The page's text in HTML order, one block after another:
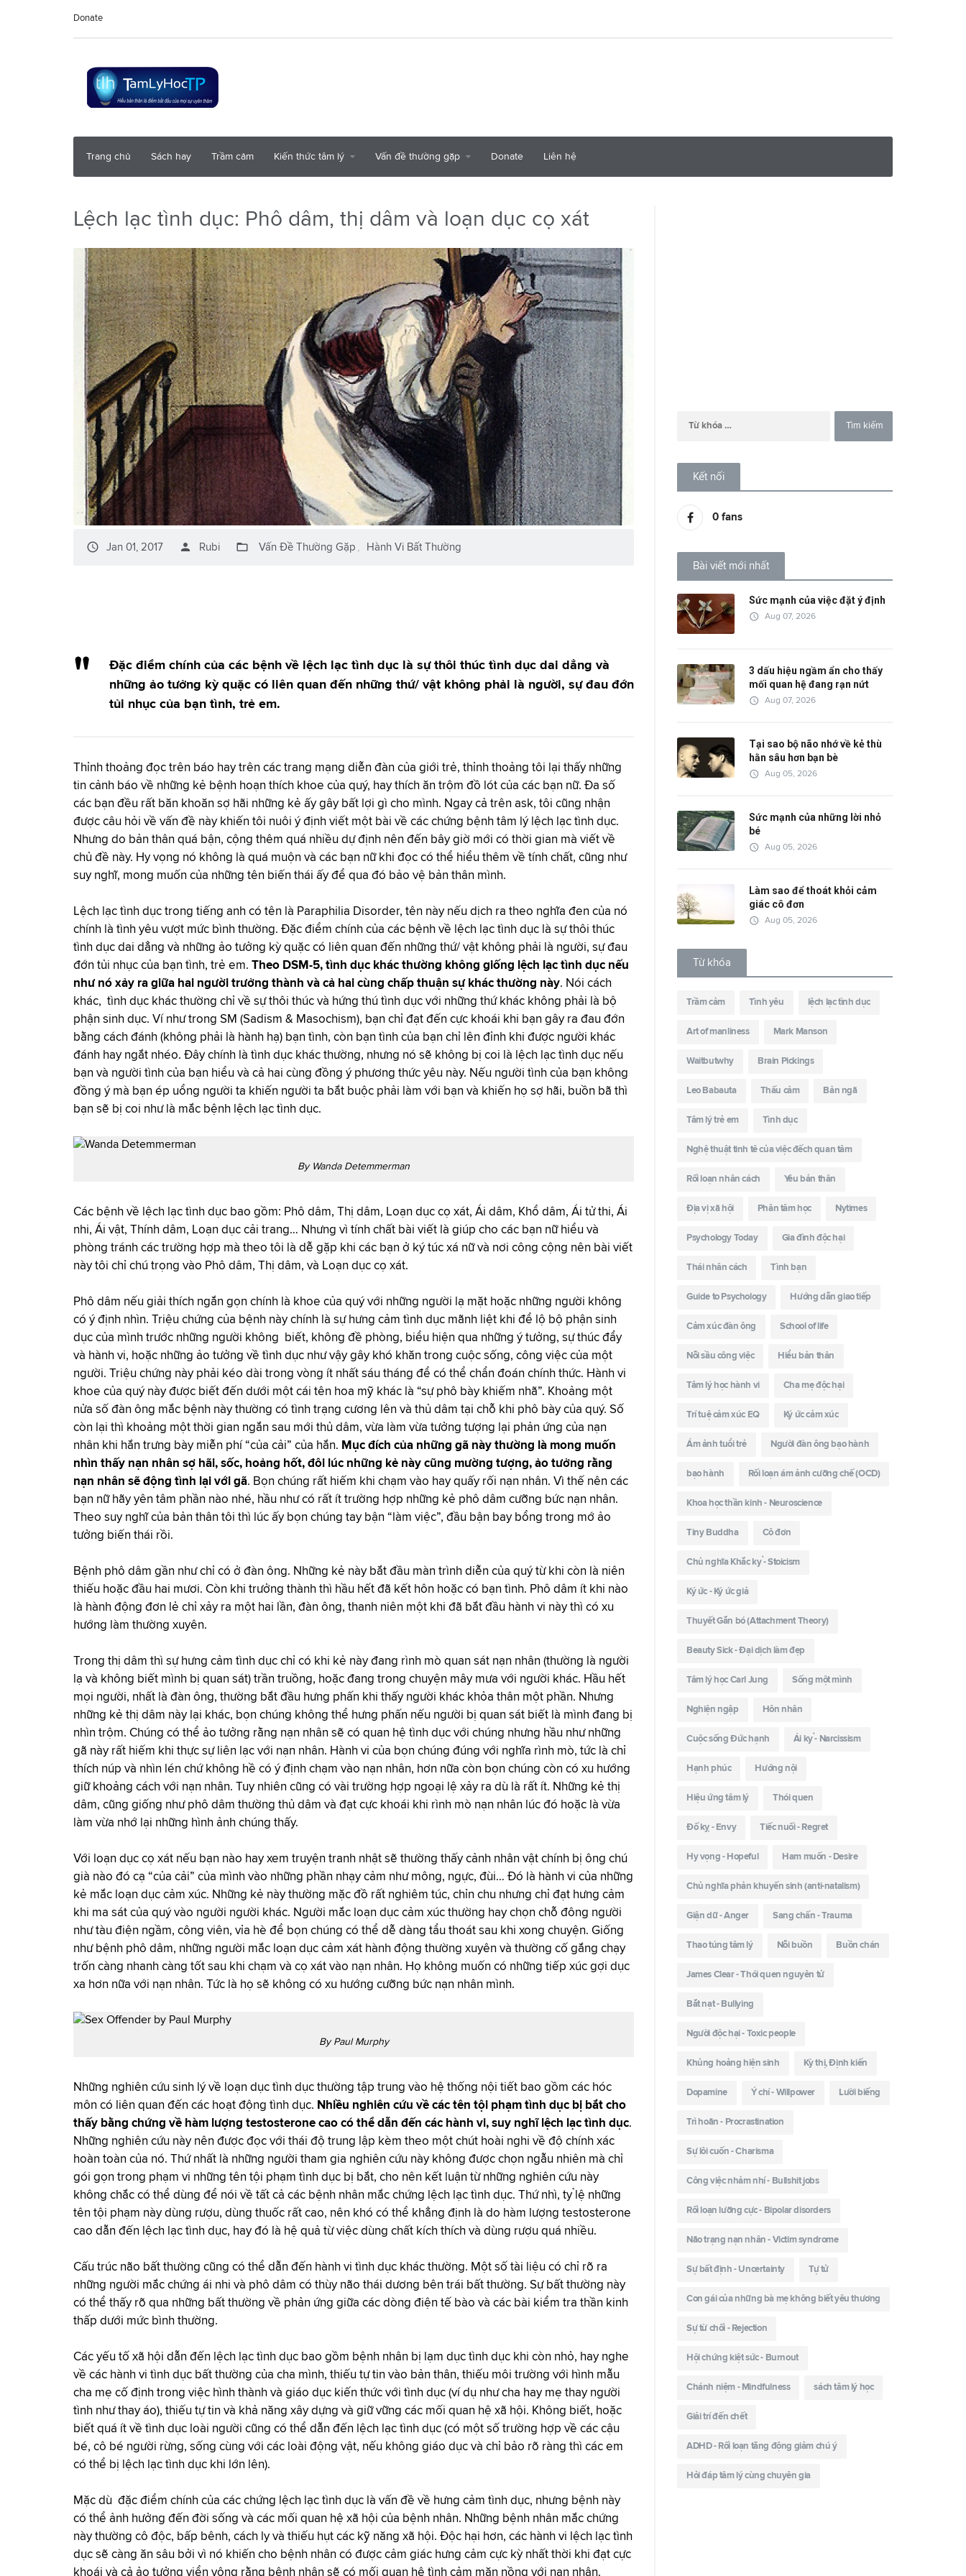
Donate
Trang chủ Sách hay Trầm cảm Kiến thức tâm lý Vấn đề thường gặp Donate Liên hệ
Lệch lạc tình dục: Phô dâm, thị dâm và loạn dục cọ xát
access_time Jan 01, 2017 person Rubi folder_open Vấn Đề Thường Gặp Hành Vi Bất Thường
Đặc điểm chính của các bệnh về lệch lạc tình dục là sự thôi thúc tình dục dai dẳng và
những ảo tưởng kỳ quặc có liên quan đến những thứ/ vật không phải là người, sự đau đớn
tủi nhục của bạn tình, trẻ em.
Thỉnh thoảng đọc trên báo hay trên các trang mạng diễn đàn của giới trẻ, thỉnh thoảng tôi lại thấy những
tin cảnh báo về những kẻ bệnh hoạn thích khoe của quý, hay thích ăn trộm đồ lót của các bạn nữ. Đa số
các bạn đều rất băn khoăn sợ hãi những kẻ ấy gây bất lợi gì cho mình. Ngay cả trên ask, tôi cũng nhận
được câu hỏi về vấn đề này khiến tôi nuôi ý định viết một bài về các chứng bệnh tâm lý lệch lạc tình dục.
Nhưng do bản thân quá bận, cộng thêm quá nhiều dự định nên đến bây giờ mới có thời gian mà viết về
chủ đề này. Hy vọng nó không là quá muộn và các bạn nữ khi đọc có thể hiểu thêm về tính chất, cũng như
suy nghĩ, mong muốn của những tên biến thái ấy để qua đó bảo vệ bản thân mình.
Lệch lạc tình dục trong tiếng anh có tên là Paraphilia Disorder, tên này nếu dịch ra theo nghĩa đen của nó
chính là tình yêu vượt mức bình thường. Đặc điểm chính của các bệnh về lệch lạc tình dục là sự thôi thúc
tình dục dai dẳng và những ảo tưởng kỳ quặc có liên quan đến những thứ/ vật không phải là người, sự đau
đớn tủi nhục của bạn tình, trẻ em. Theo DSM-5, tình dục khác thường không giống lệch lạc tình dục nếu
như nó xảy ra giữa hai người trưởng thành và cả hai cùng chấp thuận sự khác thường này. Nói cách
khác, tình dục khác thường chỉ về sự thôi thúc và hứng thú tình dục với những thứ khác không phải là bộ
phận sinh dục. Ví như trong SM (Sadism & Masochism), bạn chỉ đạt đến cực khoái khi bạn gây ra đau đớn
bằng cách đánh (không phải là hành hạ) bạn tình, còn bạn tình của bạn chỉ lên đỉnh khi được người khác
đánh hay ngắt nhéo. Đây chính là tình dục khác thường, nhưng nó sẽ không bị coi là lệch lạc tình dục nếu
bạn và người tình của bạn hiểu và cả hai cùng đồng ý phương thức yêu này. Nếu người tình của bạn không
đồng ý mà bạn ép uổng người ta khiến người ta bắt buộc phải làm với bạn và khiến họ sợ hãi, buồn bã thì
bạn sẽ bị coi như là mắc bệnh lệch lạc tình dục.
By Wanda Detemmerman
Các bệnh về lệch lạc tình dục bao gồm: Phô dâm, Thị dâm, Loạn dục cọ xát, Ái dâm, Khổ dâm, Ái tử thi, Ái
nhi, Ái vật, Thính dâm, Loạn dục cải trang… Nhưng vì tính chất bài viết là giúp cho các bạn nữ hiểu và
phòng tránh các trường hợp mà theo tôi là dễ gặp khi các bạn ở ký túc xá nữ và nơi công cộng nên bài viết
này tôi chỉ chú trọng vào Phô dâm, Thị dâm, và Loạn dục cọ xát.
Phô dâm nếu giải thích ngắn gọn chính là khoe của quý với những người lạ mặt hoặc những người không
có ý định nhìn. Triệu chứng của bệnh này chính là sự hưng cảm tình dục mãnh liệt khi để lộ bộ phận sinh
dục của mình trước những người không biết, không đề phòng, biểu hiện qua những ý tưởng, sự thúc đẩy
và hành vi, hoặc những ảo tưởng về tình dục như vậy gây khó khăn trong cuộc sống, công việc của một
người. Triệu chứng này phải kéo dài trong vòng ít nhất sáu tháng để có thể chẩn đoán chính thức. Hành vi
khoe của quý này được biết đến dưới một cái tên hoa mỹ khác là “sự phô bày khiếm nhã”. Khoảng một
nửa số đàn ông mắc bệnh này thường có tình trạng cương lên và thủ dâm tại chỗ khi phô bày của quý. Số
còn lại thì khoảng một thời gian ngắn sau mới thủ dâm, vừa làm vừa tưởng tượng lại phản ứng của nạn
nhân khi hắn trưng bày miễn phí “của cải” của hắn. Mục đích của những gã này thường là mong muốn
nhìn thấy nạn nhân sợ hãi, sốc, hoảng hốt, đôi lúc những kẻ này cũng mường tượng, ảo tưởng rằng
nạn nhân sẽ động tình lại với gã. Bọn chúng rất hiếm khi chạm vào hay quấy rối nạn nhân. Vì thế nên các
bạn nữ hãy yên tâm phần nào nhé, hầu như có rất ít trường hợp những kẻ phô dâm cưỡng bức nạn nhân.
Theo suy nghĩ của bản thân tôi thì lúc ấy bọn chúng tay bận “làm việc”, đầu bận bay bổng trong mớ ảo
tưởng biến thái rồi.
Bệnh phô dâm gần như chỉ có ở đàn ông. Những kẻ này bắt đầu màn trình diễn của quý từ khi còn là niên
thiếu hoặc đầu hai mươi. Còn khi trưởng thành thì hầu hết đã kết hôn hoặc có bạn tình. Phô dâm ít khi nào
là hành động đơn lẻ chỉ xảy ra một hai lần, đàn ông, thanh niên một khi đã bắt đầu hành vi này thì có xu
hướng làm thường xuyên.
Trong thị dâm thì sự hưng cảm tình dục chỉ có khi kẻ này đang rình mò quan sát nạn nhân (thường là người
lạ và không biết mình bị quan sát) trần truồng, hoặc đang trong chuyện mây mưa với người khác. Hầu hết
mọi người, nhất là đàn ông, thường bắt đầu hưng phấn khi thấy người khác khỏa thân một phần. Nhưng
những kẻ thị dâm này lại khác, bọn chúng không thể hưng phấn nếu người bị quan sát biết là mình đang bị
nhìn trộm. Chúng có thể ảo tưởng rằng nạn nhân sẽ có quan hệ tình dục với chúng nhưng hầu như những
gã này rất hiếm khi thực sự liên lạc với nạn nhân. Hành vi của bọn chúng đúng với nghĩa rình mò, tức là chỉ
thích núp và nhìn lén chứ không hề có ý định chạm vào nạn nhân, hơn nữa còn bọn chúng còn có xu hướng
giữ khoảng cách với nạn nhân. Tuy nhiên cũng có vài trường hợp ngoại lệ xảy ra dù là rất ít. Những kẻ thị
dâm, cũng giống như phô dâm thường thủ dâm và đạt cực khoái khi rình mò nạn nhân lúc đó hoặc là vừa
làm vừa nhớ lại những hình ảnh chúng thấy.
Với loạn dục cọ xát nếu bạn nào hay xem truyện tranh nhật sẽ thường thấy cảnh nhân vật chính bị ông chú
già nào đó cạ “của cải” của mình vào những phần nhạy cảm như mông, ngực, đùi… Đó là hành vi của những
kẻ mắc loạn dục cảm xúc. Những kẻ này thường mặc đồ rất nghiêm túc, chỉn chu nhưng chỉ đạt hưng cảm
khi ma sát của quý vào người người khác. Người mắc loạn dục cảm xúc thường hay chọn chỗ đông người
như tàu điện ngầm, công viên, vỉa hè để bọn chúng có thể dễ dàng tẩu thoát sau khi xong chuyện. Giống
như bệnh phô dâm, những người mắc loạn dục cảm xát hành động thường xuyên và thường cố gắng chạy
trốn càng nhanh càng tốt sau khi chạm và cọ xát vào nạn nhân. Họ không muốn có những tiếp xúc gợi dục
xa hơn nữa với nạn nhân. Tức là họ sẽ không có xu hướng cưỡng bức nạn nhân mình.
By Paul Murphy
Những nghiên cứu sinh lý về loạn dục tình dục thường tập trung vào hệ thống nội tiết bao gồm các hóc
môn có liên quan đến các hoạt động tình dục. Nhiều nghiên cứu về các tên tội phạm tình dục bị bắt cho
thấy bằng chứng về hàm lượng testosterone cao có thể dẫn đến các hành vi, suy nghĩ lệch lạc tình dục.
Những nghiên cứu này nên được đọc với thái độ trung lập kèm theo một chút hoài nghi về độ chính xác
hoàn toàn của nó. Thứ nhất là những người tham gia nghiên cứu này không được chọn ngẫu nhiên mà chỉ
gói gọn trong phạm vi những tên tội phạm tình dục bị bắt, cho nên kết luận từ những nghiên cứu này
không chắc có thể dùng để nói về tất cả các bệnh nhân mắc chứng lệch lạc tình dục. Thứ nhì, tỷ lệ những
tên tội phạm này dùng rượu, dùng thuốc rất cao, nên khó có thể khẳng định là do hàm lượng testosterone
cao dẫn đến lệch lạc tình dục, hay đó là hệ quả từ việc dùng chất kích thích và dùng rượu quá nhiều.
Cấu trúc não bất thường cũng có thể dẫn đến hành vi tình dục khác thường. Một số tài liệu có chỉ rõ ra
những người mắc chứng ái nhi và phô dâm có thùy não thái dương bên trái bất thường. Sự bất thường này
có thể thấy rõ qua những bất thường về phản ứng giữa các dòng điện tế bào và các bài kiểm tra thần kinh
thấp dưới mức bình thường.
Các yếu tố xã hội dẫn đến lệch lạc tình dục bao gồm bệnh nhân bị lạm dục tình dục khi còn nhỏ, hay nghe
về các hành vi tình dục bất thường của cha mình, thiếu tự tin vào bản thân, thiếu môi trường với hình mẫu
cha mẹ cố định trong việc hình thành và giáo dục kiến thức với tình dục (ví dụ như cha hay mẹ thay người
tình như thay áo), thiếu tự tin và khả năng xây dựng và giữ vững các mối quan hệ xã hội. Không biết, hoặc
biết quá ít về tình dục loài người cũng có thể dẫn đến lệch lạc tình dục (có một số trường hợp về các cậu
bé, cô bé người rừng, sống cùng với các loài động vật, nếu không giáo dục và chỉ bảo rõ ràng thì các em
có thể bị lệch lạc tình dục khi lớn lên).
Mặc dù đặc điểm chính của các chứng lệch lạc tình dục là vấn đề về hưng cảm tình dục, nhưng bệnh này
có thể ảnh hưởng đến đời sống và các mối quan hệ xã hội của bệnh nhân. Những bệnh nhân mắc chứng
này thường cô độc, bấp bênh, cách ly và thiếu hụt các kỹ năng xã hội. Độc hại hơn, các hành vi lệch lạc tình
dục sẽ càng ăn sâu bởi vì nó khiến cho bệnh nhân có được cảm giác hưng cảm cực kỳ nhất thời khi đạt cực
khoái và cả ảo tưởng viển vông rằng bệnh nhân sẽ có mối quan hệ tình cảm mặn nồng với nạn nhân.
Kết nối
0 fans
Bài viết mới nhất
Sức mạnh của việc đặt ý định
access_time Aug 07, 2026
3 dấu hiệu ngầm ẩn cho thấy
mối quan hệ đang rạn nứt
access_time Aug 07, 2026
Tại sao bộ não nhớ về kẻ thù
hằn sâu hơn bạn bè
access_time Aug 05, 2026
Sức mạnh của những lời nhỏ
bé
access_time Aug 05, 2026
Làm sao để thoát khỏi cảm
giác cô đơn
access_time Aug 05, 2026
Từ khóa
Trầm cảm Tình yêu lệch lạc tình dục
Art of manliness Mark Manson
Waitbutwhy Brain Pickings
Leo Babauta Thấu cảm Bản ngã
Tâm lý trẻ em Tình dục
Nghệ thuật tinh tê của việc đếch quan tâm
Rối loạn nhân cách Yêu bản thân
Địa vị xã hội Phân tâm học Nytimes
Psychology Today Gia đình độc hại
Thái nhân cách Tình bạn
Guide to Psychology Hướng dẫn giao tiếp
Cảm xúc đàn ông School of life
Nỗi sầu công việc Hiểu bản thân
Tâm lý học hành vi Cha mẹ độc hại
Trí tuệ cảm xúc EQ Ký ức cảm xúc
Ám ảnh tuổi trẻ Người đàn ông bạo hành
bạo hành Rối loạn ám ảnh cưỡng chế (OCD)
Khoa học thần kinh - Neuroscience
Tiny Buddha Cô đơn
Chủ nghĩa Khắc kỷ - Stoicism
Ký ức - Ký ức giả
Thuyết Gắn bó (Attachment Theory)
Beauty Sick - Đại dịch làm đẹp
Tâm lý học Carl Jung Sống một mình
Nghiện ngập Hôn nhân
Cuộc sống Đức hạnh Ái kỷ - Narcissism
Hạnh phúc Hướng nội
Hiệu ứng tâm lý Thói quen
Đố kỵ - Envy Tiếc nuối - Regret
Hy vọng - Hopeful Ham muốn - Desire
Chủ nghĩa phản khuyến sinh (anti-natalism)
Giận dữ - Anger Sang chấn - Trauma
Thao túng tâm lý Nỗi buồn Buồn chán
James Clear - Thói quen nguyên tử
Bắt nạt - Bullying
Người độc hại - Toxic people
Khủng hoảng hiện sinh Kỳ thị, Định kiến
Dopamine Ý chí - Willpower Lười biếng
Trì hoãn - Procrastination
Sự lôi cuốn - Charisma
Công việc nhảm nhí - Bullshit jobs
Rối loạn lưỡng cực - Bipolar disorders
Não trạng nạn nhân - Victim syndrome
Sự bất định - Uncertainty Tự tử
Con gái của những bà mẹ không biết yêu thương
Sự từ chối - Rejection
Hội chứng kiệt sức - Burnout
Chánh niệm - Mindfulness sách tâm lý học
Giải trí đến chết
ADHD - Rối loạn tăng động giảm chú ý
Hỏi đáp tâm lý cùng chuyên gia